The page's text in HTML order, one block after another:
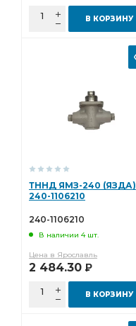
В КОРЗИНУ
ТННД ЯМЗ-240 (ЯЗДА)
240-1106210
240-1106210
В наличии 4 шт.
Цена в Ярославль
2 484.30 Р
В КОРЗИНУ